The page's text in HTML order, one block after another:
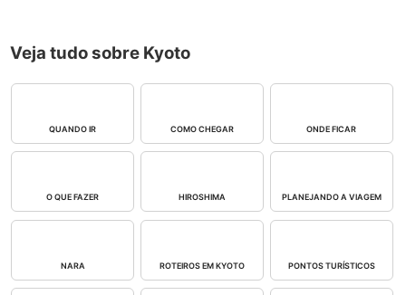
Veja tudo sobre Kyoto
QUANDO IR COMO CHEGAR ONDE FICAR
O QUE FAZER HIROSHIMA PLANEJANDO A VIAGEM
NARA ROTEIROS EM KYOTO PONTOS TURÍSTICOS